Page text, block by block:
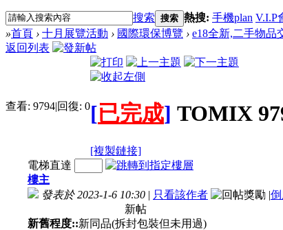
搜索 搜索 熱搜: 手機plan V.I.P
»首頁 › 十月展覽活動 › 國際環保博覽 › e18全新,二手物品
返回列表
查看: 9794|回復: 0[已完成] TOMIX
[複製鏈接]
電梯直達
樓主
發表於 2023-1-6 10:30 | 只看該作者 |
新帖
新舊程度::新同品(拆封包裝但未用過)